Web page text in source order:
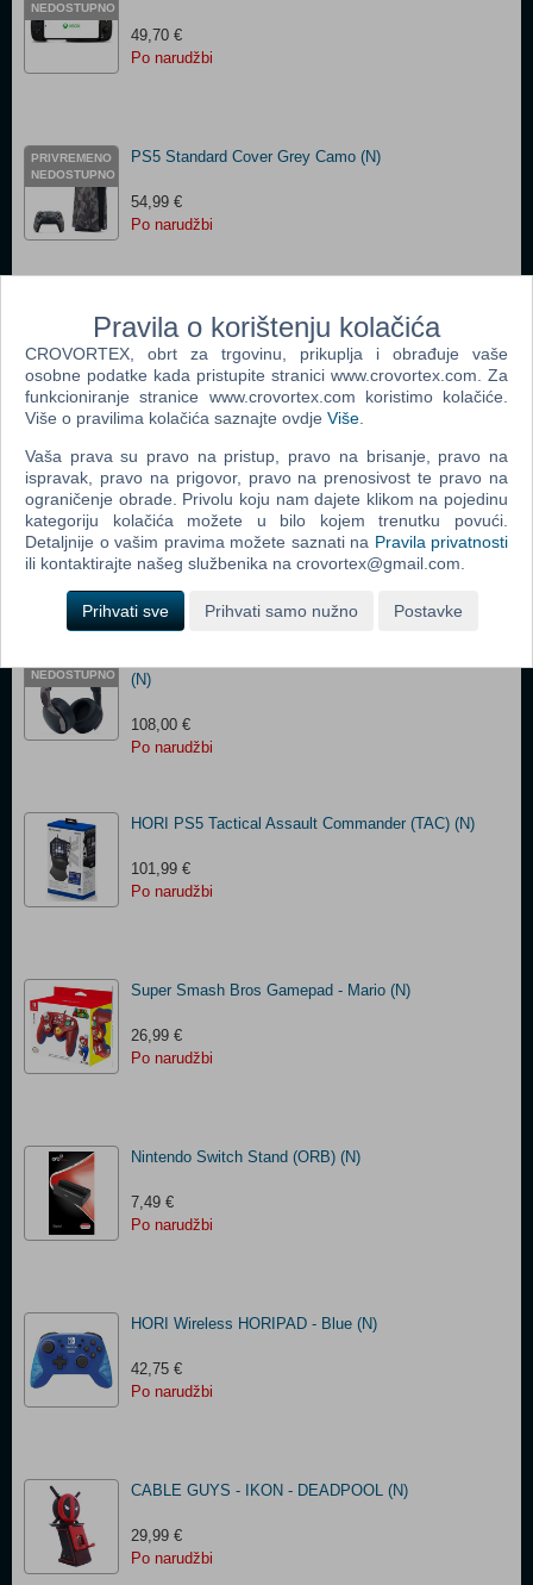
NEDOSTUPNO
49,70 €
Po narudžbi
PRIVREMENO
NEDOSTUPNO
PS5 Standard Cover Grey Camo (N)
54,99 €
Po narudžbi
PS5 Standard Cover Cosmic Red (N)
64,88 €
Po narudžbi
PRIVREMENO
NEDOSTUPNO
PS5 Digital Cover Galactic Purple (N)
62,65 €
Po narudžbi
NEDOSTUPNO
(N)
108,00 €
Po narudžbi
HORI PS5 Tactical Assault Commander (TAC) (N)
101,99 €
Po narudžbi
Super Smash Bros Gamepad - Mario (N)
26,99 €
Po narudžbi
Nintendo Switch Stand (ORB) (N)
7,49 €
Po narudžbi
HORI Wireless HORIPAD - Blue (N)
42,75 €
Po narudžbi
CABLE GUYS - IKON - DEADPOOL (N)
29,99 €
Po narudžbi
Pravila o korištenju kolačića
CROVORTEX, obrt za trgovinu, prikuplja i obrađuje vaše
osobne podatke kada pristupite stranici www.crovortex.com. Za
funkcioniranje stranice www.crovortex.com koristimo kolačiće.
Više o pravilima kolačića saznajte ovdje Više
Vaša prava su pravo na pristup, pravo na brisanje, pravo na
ispravak, pravo na prigovor, pravo na prenosivost te pravo na
ograničenje obrade. Privolu koju nam dajete klikom na pojedinu
kategoriju kolačića možete u bilo kojem trenutku povući.
Detaljnije o vašim pravima možete saznati na Pravila privatnosti
ili kontaktirajte našeg službenika na crovortex@gmail.com.
Prihvati sve Prihvati samo nužno Postavke